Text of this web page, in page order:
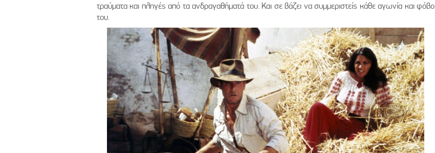
τραύματα και πληγές από τα ανδραγαθήματά του. Και σε βάζει να συμμεριστείς κάθε αγωνία και φόβο
του.